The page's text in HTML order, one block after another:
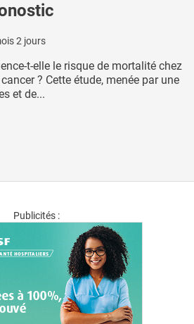
2 jours
t-elle le risque de mortalité chez
? Cette étude, menée par une
et de...
Publicités :